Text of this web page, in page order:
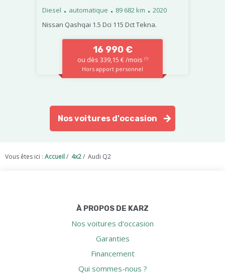
Diesel . automatique . 89 682 km . 2020
Nissan Qashqai 1.5 Dci 115 Dct Tekna.
16 990 €
ou dès 339,15 € /mois (1)
Hors apport personnel
Nos voitures d'occasion
Vous êtes ici : Accueil/ 4x2/ Audi Q2
À PROPOS DE KARZ
Nos voitures d'occasion
Garanties
Financement
Qui sommes-nous ?